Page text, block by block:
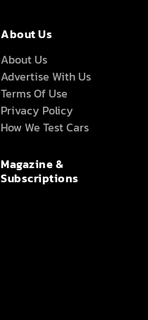
About Us
About Us
Advertise With Us
Terms Of Use
Privacy Policy
How We Test Cars
Magazine &
Subscriptions